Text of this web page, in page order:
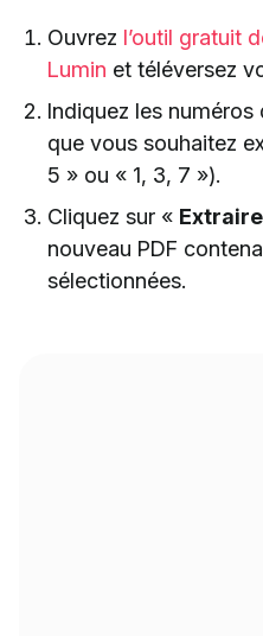
Ouvrez l’outil gratuit
Lumin et téléversez
Indiquez les
que vous souhaitez
5 » ou « 1, 3, 7 »).
Cliquez sur « Extraire
nouveau PDF
sélectionnées.